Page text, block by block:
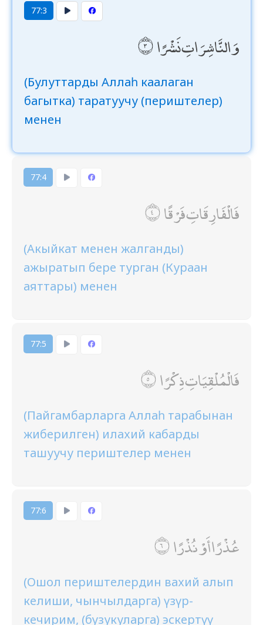
77:3
وَالنَّاشِرَاتِ نَشْرًا
(Булуттарды Аллаһ каалаган
багытка) таратуучу (периштелер)
менен
77:4
فَالْفَارِقَاتِ فَرْقًا
(Акыйкат менен жалганды)
ажыратып бере турган (Кураан
аяттары) менен
77:5
فَالْمُلْقِيَاتِ ذِكْرًا
(Пайгамбарларга Аллаһ тарабынан
жиберилген) илахий кабарды
ташуучу периштелер менен
77:6
عُذْرًا أَوْ نُذْرًا
(Ошол периштелердин вахий алып
келиши, чынчылдарга) үзүр-
кечирим, (бузукуларга) эскертүү